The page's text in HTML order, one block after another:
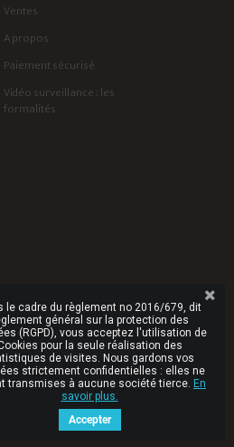
Ventes
A propos
Paiement sécurisé
Vidéo surveillance : les
formalités
des produits, des photos, des
le cadre du règlement no 2016/679, dit
général sur la protection des
(RGPD), vous acceptez l'utilisation de
pour la seule réalisation des
de visites. Nous gardons vos
strictement confidentielles : elles ne
transmises à aucune société tierce. En
savoir plus.
Accepter